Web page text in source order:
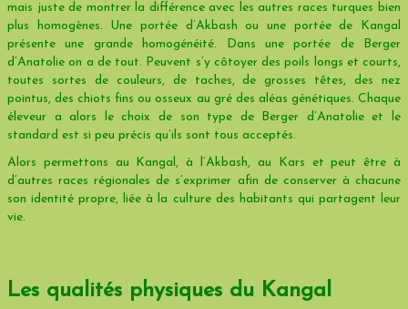
mais juste de montrer la différence avec les autres races turques bien
plus homogènes. Une portée d’Akbash ou une portée de Kangal
présente une grande homogénéité. Dans une portée de Berger
d’Anatolie on a de tout. Peuvent s’y côtoyer des poils longs et courts,
toutes sortes de couleurs, de taches, de grosses têtes, des nez
pointus, des chiots fins ou osseux au gré des aléas génétiques. Chaque
éleveur a alors le choix de son type de Berger d’Anatolie et le
standard est si peu précis qu’ils sont tous acceptés.
Alors permettons au Kangal, à l’Akbash, au Kars et peut être à
d’autres races régionales de s’exprimer afin de conserver à chacune
son identité propre, liée à la culture des habitants qui partagent leur
vie.
Les qualités physiques du Kangal